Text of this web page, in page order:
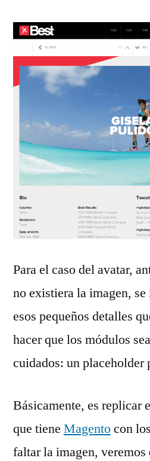
Para el caso del avatar,
no existiera la imagen,
esos pequeños detalles
hacer que los módulos
cuidados: un placeholder
Básicamente, es replicar
que tiene Magentocon
faltar la imagen,